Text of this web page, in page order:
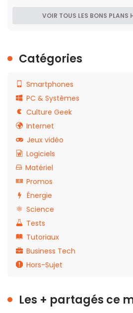
VOIR TOUS LES BONS PLANS
Catégories
Smartphones
PC & Systèmes
Culture Geek
Internet
Jeux vidéo
Logiciels
Matériel
Promos
Énergie
Science
Tests
Tutoriaux
Business Tech
Hors-Sujet
Les + partagés ce